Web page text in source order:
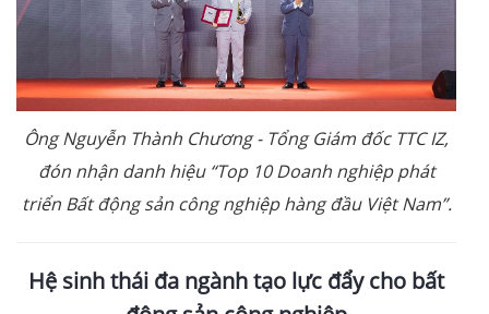
Ông Nguyễn Thành Chương - Tổng Giám đốc TTC IZ,
đón nhận danh hiệu “Top 10 Doanh nghiệp phát
triển Bất động sản công nghiệp hàng đầu Việt Nam”.
Hệ sinh thái đa ngành tạo lực đẩy cho bất